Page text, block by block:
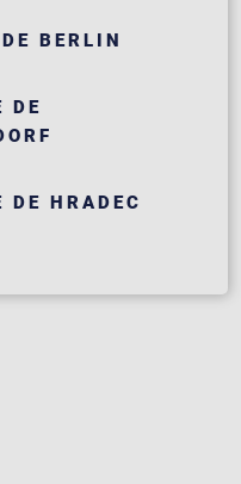
BERLIN
DE
DE HRADEC